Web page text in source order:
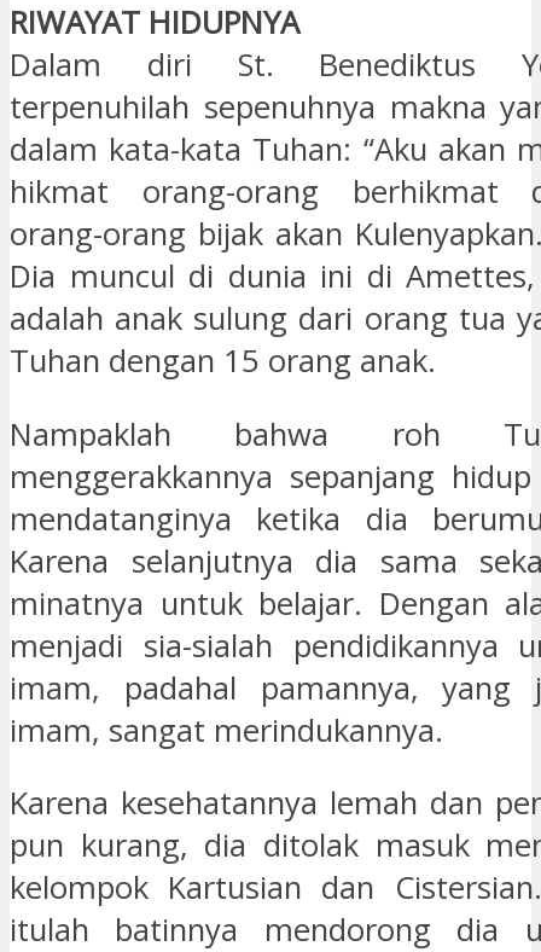
RIWAYAT HIDUPNYA
Dalam diri St. Benediktus
terpenuhilah sepenuhnya makna
dalam kata-kata Tuhan: “Aku akan
hikmat orang-orang berhikmat
orang-orang bijak akan
Dia muncul di dunia ini di Amettes,
adalah anak sulung dari orang tua
Tuhan dengan 15 orang anak.
Nampaklah bahwa roh
menggerakkannya sepanjang
mendatanginya ketika dia
Karena selanjutnya dia sama
minatnya untuk belajar. Dengan
menjadi sia-sialah pendidikannya
imam, padahal pamannya, yang
imam, sangat merindukannya.
Karena kesehatannya lemah dan
pun kurang, dia ditolak masuk
kelompok Kartusian dan
itulah batinnya mendorong dia